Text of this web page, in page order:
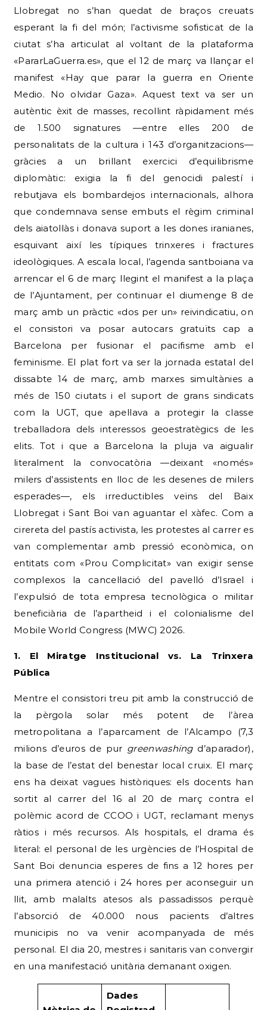
Llobregat no s’han quedat de braços creuats
esperant la fi del món; l’activisme sofisticat de la
ciutat s’ha articulat al voltant de la plataforma
«PararLaGuerra.es», que el 12 de març va llançar el
manifest «Hay que parar la guerra en Oriente
Medio. No olvidar Gaza». Aquest text va ser un
autèntic èxit de masses, recollint ràpidament més
de 1.500 signatures —entre elles 200 de
personalitats de la cultura i 143 d’organitzacions—
gràcies a un brillant exercici d’equilibrisme
diplomàtic: exigia la fi del genocidi palestí i
rebutjava els bombardejos internacionals, alhora
que condemnava sense embuts el règim criminal
dels aiatol·làs i donava suport a les dones iranianes,
esquivant així les típiques trinxeres i fractures
ideològiques. A escala local, l’agenda santboiana va
arrencar el 6 de març llegint el manifest a la plaça
de l’Ajuntament, per continuar el diumenge 8 de
març amb un pràctic «dos per un» reivindicatiu, on
el consistori va posar autocars gratuïts cap a
Barcelona per fusionar el pacifisme amb el
feminisme. El plat fort va ser la jornada estatal del
dissabte 14 de març, amb marxes simultànies a
més de 150 ciutats i el suport de grans sindicats
com la UGT, que apel·lava a protegir la classe
treballadora dels interessos geoestratègics de les
elits. Tot i que a Barcelona la pluja va aigualir
literalment la convocatòria —deixant «només»
milers d’assistents en lloc de les desenes de milers
esperades—, els irreductibles veïns del Baix
Llobregat i Sant Boi van aguantar el xàfec. Com a
cirereta del pastís activista, les protestes al carrer es
van complementar amb pressió econòmica, on
entitats com «Prou Complicitat» van exigir sense
complexos la cancel·lació del pavelló d’Israel i
l’expulsió de tota empresa tecnològica o militar
beneficiària de l’apartheid i el colonialisme del
Mobile World Congress (MWC) 2026.
1. El Miratge Institucional vs. La Trinxera
Pública
Mentre el consistori treu pit amb la construcció de
la pèrgola solar més potent de l’àrea
metropolitana a l’aparcament de l’Alcampo (7,3
milions d’euros de pur greenwashingd’aparador),
la base de l’estat del benestar local cruix. El març
ens ha deixat vagues històriques: els docents han
sortit al carrer del 16 al 20 de març contra el
polèmic acord de CCOO i UGT, reclamant menys
ràtios i més recursos. Als hospitals, el drama és
literal: el personal de les urgències de l’Hospital de
Sant Boi denuncia esperes de fins a 12 hores per
una primera atenció i 24 hores per aconseguir un
llit, amb malalts atesos als passadissos perquè
l’absorció de 40.000 nous pacients d’altres
municipis no va venir acompanyada de més
personal. El dia 20, mestres i sanitaris van convergir
en una manifestació unitària demanant oxigen.
Dades